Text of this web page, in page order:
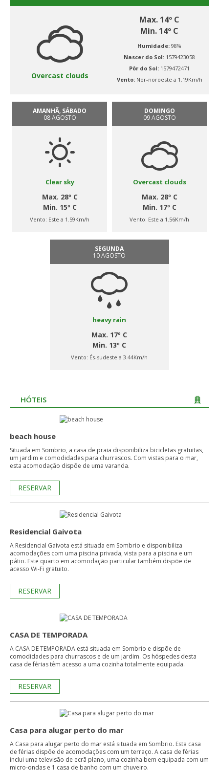
Overcast clouds
Max. 14º C
Min. 14º C
Humidade: 98%
Nascer do Sol: 1579423058
Pôr do Sol: 1579472471
Vento: Nor-noroeste a 1.19Km/h
AMANHÃ, SÁBADO
08 AGOSTO
Clear sky
Max. 28º C
Min. 15º C
Vento: Este a 1.59Km/h
DOMINGO
09 AGOSTO
Overcast clouds
Max. 28º C
Min. 17º C
Vento: Este a 1.56Km/h
SEGUNDA
10 AGOSTO
heavy rain
Max. 17º C
Min. 13º C
Vento: És-sudeste a 3.44Km/h
HÓTEIS
beach house
Situada em Sombrio, a casa de praia disponibiliza bicicletas gratuitas,
um jardim e comodidades para churrascos. Com vistas para o mar,
esta acomodação dispõe de uma varanda.
RESERVAR
Residencial Gaivota
A Residencial Gaivota está situada em Sombrio e disponibiliza
acomodações com uma piscina privada, vista para a piscina e um
pátio. Este quarto em acomodação particular também dispõe de
acesso Wi-Fi gratuito.
RESERVAR
CASA DE TEMPORADA
A CASA DE TEMPORADA está situada em Sombrio e dispõe de
comodidades para churrascos e de um jardim. Os hóspedes desta
casa de férias têm acesso a uma cozinha totalmente equipada.
RESERVAR
Casa para alugar perto do mar
A Casa para alugar perto do mar está situada em Sombrio. Esta casa
de férias dispõe de acomodações com um terraço. A casa de férias
inclui uma televisão de ecrã plano, uma cozinha bem equipada com um
micro-ondas e 1 casa de banho com um chuveiro.